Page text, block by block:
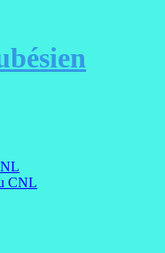
CNL